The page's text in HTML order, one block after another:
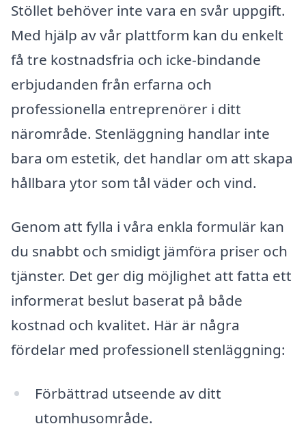
Stöllet behöver inte vara en svår uppgift.
Med hjälp av vår plattform kan du enkelt
få tre kostnadsfria och icke-bindande
erbjudanden från erfarna och
professionella entreprenörer i ditt
närområde. Stenläggning handlar inte
bara om estetik, det handlar om att skapa
hållbara ytor som tål väder och vind.
Genom att fylla i våra enkla formulär kan
du snabbt och smidigt jämföra priser och
tjänster. Det ger dig möjlighet att fatta ett
informerat beslut baserat på både
kostnad och kvalitet. Här är några
fördelar med professionell stenläggning:
Förbättrad utseende av ditt
utomhusområde.